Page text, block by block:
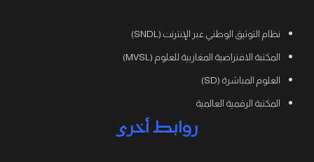
نظام التوثيق الوطني عبر الإنترنت (SNDL)
المكتبة الافتراضية المغاربية للعلوم (MVSL)
العلوم المباشرة (SD)
المكتبة الرقمية العالمية
روابط أخرى